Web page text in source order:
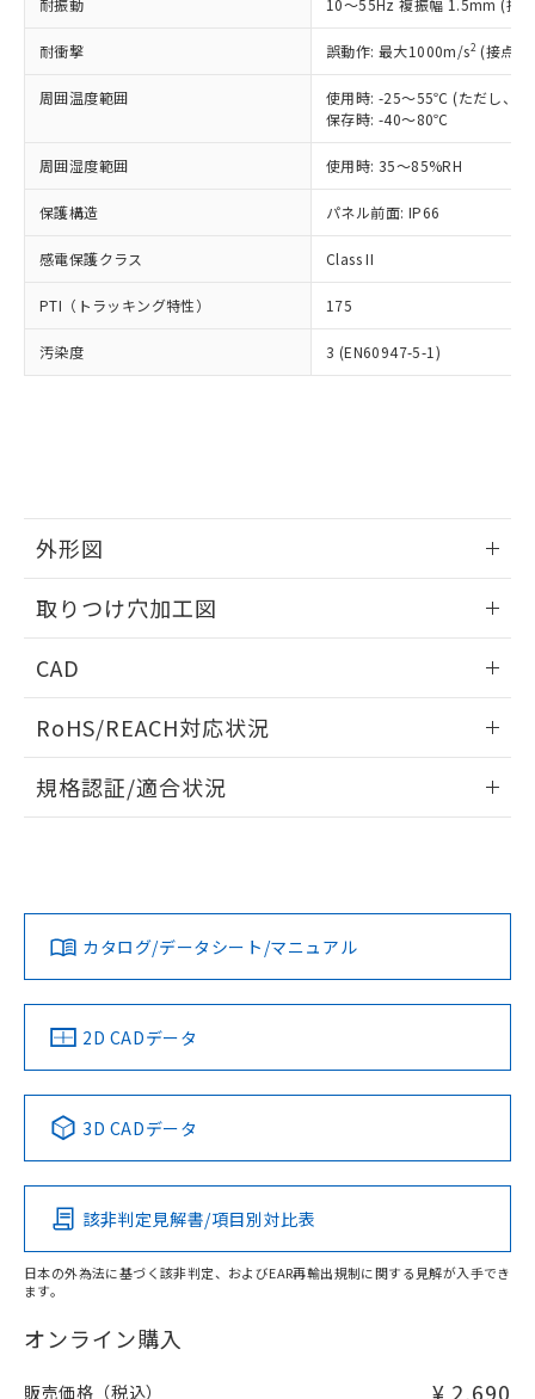
耐振動 10～55Hz 複振幅 1.5mm (接
耐衝撃 誤動作: 最大1000m/s2 (接点
周囲温度範囲
使用時: -25～55℃ (ただし、氷
保存時: -40～80℃
周囲湿度範囲 使用時: 35～85%RH
保護構造 パネル前面: IP66
感電保護クラス Class II
PTI（トラッキング特性） 175
汚染度 3 (EN60947-5-1)
外形図
取りつけ穴加工図
CAD
ドすることができます。
ログイン/会員登録
ダウンロードデータをご利用いただく前に、以下を必ずお読
みください。
ソフトウェアの使用条件
RoHS/REACH対応状況
EU RoHS 注意事項・凡例
対応済み
中国 RoHS 注意事項・凡例
Pb Hg Cd Cr(VI)
O
在庫等で未対応品が混在する可能性があります。
問い合わせください。
規格認証/適合状況
カタログ/データシート/マニュアル
2D CADデータ
3D CADデータ
該非判定見解書/項目別対比表
日本の外為法に基づく該非判定、およびEAR再輸出規制に関する見解が入手でき
ます。
オンライン購入
販売価格（税込） ¥ 2,690
正式な納期状況および標準価格はお客
様のお取引先、またはお客様担当のオ
ムロン制御機器販売店・当社販売員に
オムロン制御機器販売店や当社販売拠
販売ネットワーク
」をご確認
在庫状況および標準価格結果を当社の
事前の承諾なく第三者に漏洩または開
示しないようお願いします。
マイパーツ機能（部品リスト作成サー
ビス）をご利用いただくには、I-Web
メンバーズにご登録されている必要が
お客様が当ウェブサイト上で当社にご
指します。
但し、RoHS指令で産業用監視および制御機器に対する
適用除外項目は除く。
フタル酸エステル類の４物質については閾値を超える意
図的な使用がないことを確認しています。
部品在庫の切り替え状況などにより、予定
月が前後することがあります。
※3 非含有証明書ダウンロード
51物質の非含有証明書（当社基準）
※本証明書は発行日時点で非含有を証明す
るもので、過去に遡って非含有を証明する
ものではありません。
また、RoHS指令のフタル酸エステル類４
欄に対応日を記載しておりました。
既に当社にて対応品への在庫切替を完了
していることから、特段のことがない限
り、2022年1月12日より割愛しておりま
す。
DBP(フタル酸ジブチル) : 1000ppm、 DIBP(フタル酸ジ
イソブチル) : 1000ppm、 BBP(フタル酸ブチルベンジ
DEHP(フタル酸ビス(2-エチルヘキシル)) : 1000ppm
準値以下であることを示します。
「10」：通常の使用状況下において有害物
質が外部に漏えいし、環境に深刻な影響を
及ぼさない年数を意味します。
「－」：未確認です。当社販売部門へお問
全に破砕するなど、違法に輸出されな
いよう必要な手段を講じます。
当社は貴社製品を、核兵器、ミサイ
ル、化学兵器、生物兵器またはその他
武器並びにこれらの製造装置等に一切
当社は、貴社製品を第三者に販売する
場合は、上記1、2および3の内容を当
該第三者に通知します。また当社は、
販売先および販売に係わる関係者が違
法に輸出するおそれがある場合は、取
り引きをいたしません。
一定数には満たないが在庫あり
－
在庫なし(最新の在庫状況につ
いては、お客様のお取引先、ま
たはお客様担当のオムロン制御
機器販売店・当社販売員にご確
空
受注生産機種、また在庫状況の
情報を公開していない機種